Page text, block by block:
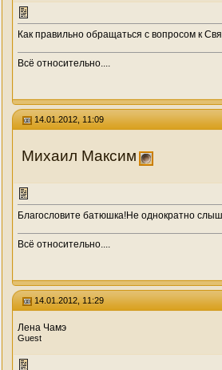
Как правильно обращаться с вопросом к
Всё относительно....
14.01.2012, 11:09
Михаил Максим
Благословите батюшка!Не однократно
Всё относительно....
14.01.2012, 11:29
Лена Чамэ
Guest